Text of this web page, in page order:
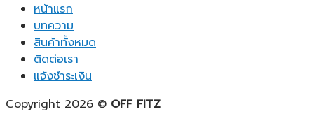
หน้าแรก
บทความ
สินค้าทั้งหมด
ติดต่อเรา
แจ้งชำระเงิน
Copyright 2026 © OFF FITZ